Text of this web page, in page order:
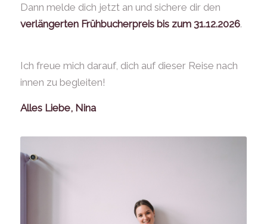
Dann melde dich jetzt an und sichere dir den
verlängerten Frühbucherpreis bis zum 31.12.2026.
Ich freue mich darauf, dich auf dieser Reise nach
innen zu begleiten!
Alles Liebe, Nina